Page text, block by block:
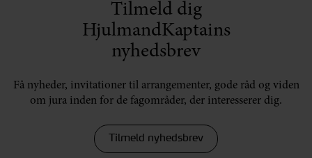
Tilmeld dig
HjulmandKaptains
nyhedsbrev
Få nyheder, invitationer til arrangementer, gode råd og viden
om jura inden for de fagområder, der interesserer dig.
Tilmeld nyhedsbrev